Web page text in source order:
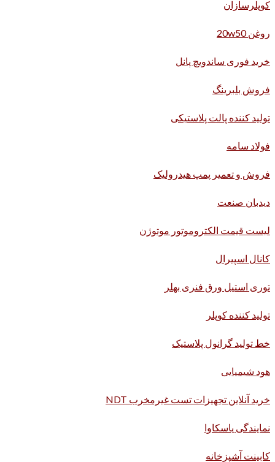
کوپلرسازان
روغن 20w50
خرید فوری ساندویچ پانل
فروش بلبرینگ
تولید کننده پالت پلاستیکی
فولاد سامه
فروش و تعمیر پمپ هیدرولیک
دیدبان صنعت
لیست قیمت الکتروموتور موتوژن
کانال اسپیرال
توری استیل ورق فنری بهلر
تولید کننده کوپلر
خط تولید گرانول پلاستیک
هود شیمیایی
خرید آنلاین تجهیزات تست غیرمخرب NDT
نمایندگی یاسکاوا
کابینت آشپزخانه